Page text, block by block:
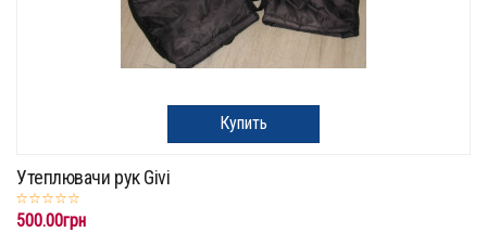
Купить
Утеплювачи рук Givi
500.00грн